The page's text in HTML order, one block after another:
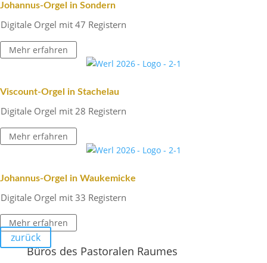
Johannus-Orgel in Sondern
Digi­tale Orgel mit 47 Registern
Mehr erfahren
Viscount-Orgel in Stachelau
Digi­tale Orgel mit 28 Registern
Mehr erfahren
Johannus-Orgel in Waukemicke
Digi­tale Orgel mit 33 Registern
Mehr erfahren
zurück
Büros des Pastoralen Raumes